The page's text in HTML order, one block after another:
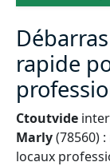
rapide
Ctoutvide
Marly(78560)
locaux